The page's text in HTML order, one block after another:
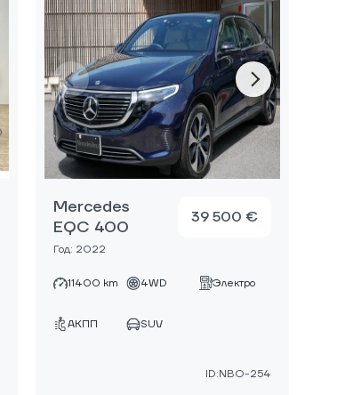
Mercedes
EQC 400
Год: 2022
39 500 €
11400 km 4WD Электро
АКПП SUV
ID:NBO-254